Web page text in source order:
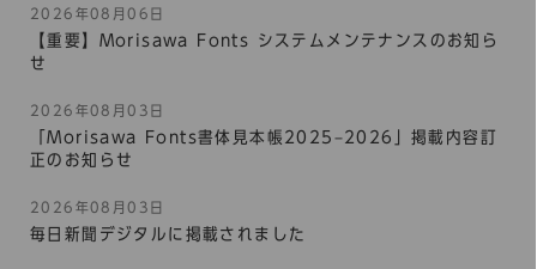
2026年08月06日
【重要】Morisawa Fonts システムメンテナンスのお知ら
せ
2026年08月03日
「Morisawa Fonts書体見本帳2025–2026」掲載内容訂
正のお知らせ
2026年08月03日
毎日新聞デジタルに掲載されました